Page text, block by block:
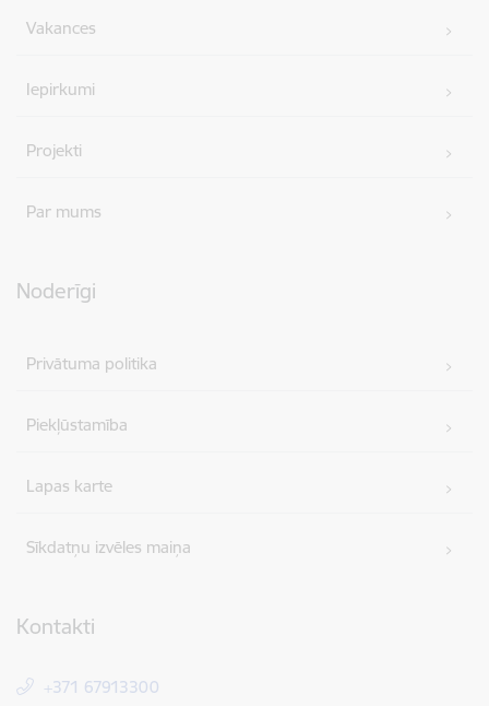
Vakances
Iepirkumi
Projekti
Par mums
Noderīgi
Privātuma politika
Piekļūstamība
Lapas karte
Sīkdatņu izvēles maiņa
Kontakti
+371 67913300